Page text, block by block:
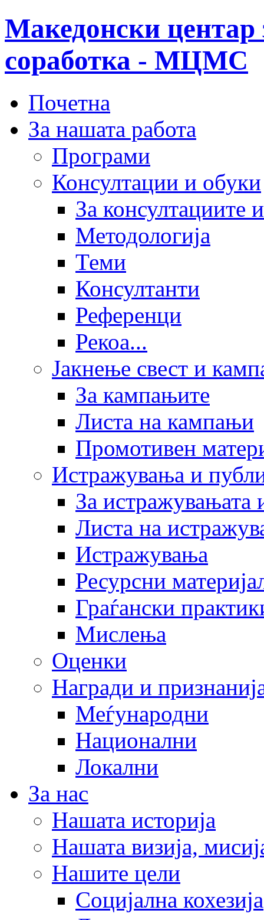
Македонски центар
соработка - МЦМС
Почетна
За нашата работа
Програми
Консултации и обуки
За консултациите
Методологија
Теми
Консултанти
Референци
Рекоа...
Јакнење свест и
За кампањите
Листа на кампањи
Промотивен
Истражувања и
За истражувањата
Листа на
Истражувања
Ресурсни
Граѓански
Мислења
Оценки
Награди и
Меѓународни
Национални
Локални
За нас
Нашата историја
Нашата визија,
Нашите цели
Социјална кохезија